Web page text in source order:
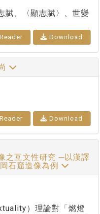
賦、〈顯志賦〉、世變
Download
Download
之互文性研究 ─以漢譯
石窟造像為例
）理論對「燃燈